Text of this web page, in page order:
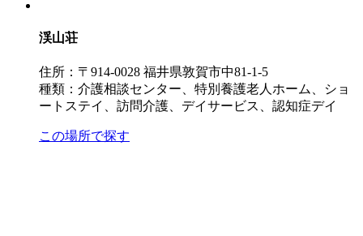
渓山荘
住所：〒914-0028 福井県敦賀市中81-1-5
種類：介護相談センター、特別養護老人ホーム、ショ
ートステイ、訪問介護、デイサービス、認知症デイ
この場所で探す